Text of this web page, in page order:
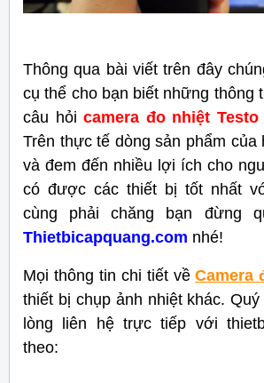
Thông qua bài viết trên đây
cụ thể cho bạn biết những thông
câu hỏi camera đo nhiệt
Trên thực tế dòng sản phẩm của
và đem đến nhiều lợi ích cho
có được các thiết bị tốt nhất
cùng phải chăng bạn đừng
Thietbicapquang.com nhé!
Mọi thông tin chi tiết vềCamera
thiết bị chụp ảnh nhiệt khác.
lòng liên hệ trực tiếp với
theo: